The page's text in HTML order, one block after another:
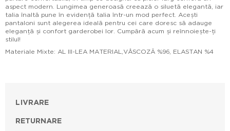
aspect modern. Lungimea generoasă creează o siluetă elegantă, iar
talia înaltă pune în evidență talia într-un mod perfect. Acești
pantaloni sunt alegerea ideală pentru cei care doresc să adauge
eleganță și confort garderobei lor. Cumpără acum și reînnoiește-ți
stilul!
Materiale Mixte: AL III-LEA MATERIAL,VÂSCOZĂ %96, ELASTAN %4
LIVRARE
RETURNARE